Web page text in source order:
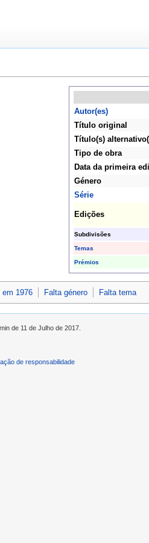
Autor(es)
Título original
Título(s)
Tipo de obra
Data da primeira
Género
Série
Edições
Subdivisões
Temas
Prémios
em 1976 Falta género Falta tema
de 11 de Julho de 2017.
de responsabilidade